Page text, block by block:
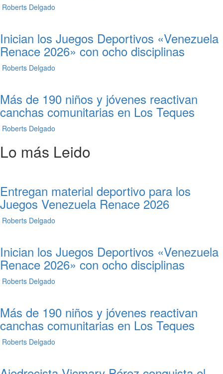
Roberts Delgado
Inician los Juegos Deportivos «Venezuela
Renace 2026» con ocho disciplinas
Roberts Delgado
Más de 190 niños y jóvenes reactivan
canchas comunitarias en Los Teques
Roberts Delgado
Lo más Leido
Entregan material deportivo para los
Juegos Venezuela Renace 2026
Roberts Delgado
Inician los Juegos Deportivos «Venezuela
Renace 2026» con ocho disciplinas
Roberts Delgado
Más de 190 niños y jóvenes reactivan
canchas comunitarias en Los Teques
Roberts Delgado